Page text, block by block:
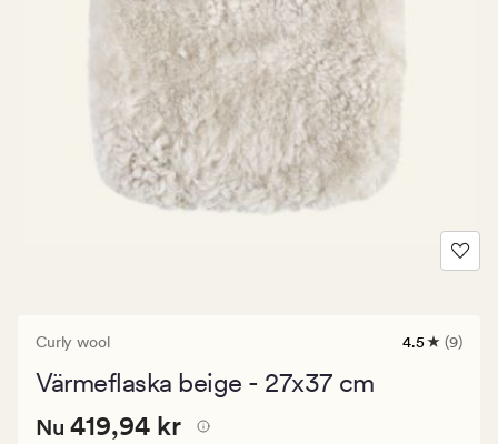
Curly wool
9
4.5 (9)
Värmeflaska beige - 27x37 cm
Nuvarande
Nuvarande pris
Nu 419,94 kr